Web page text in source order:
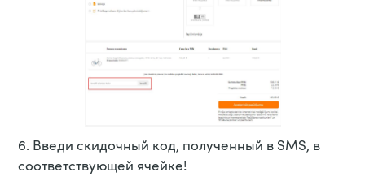
6. Введи скидочный код, полученный в SMS, в
соответствующей ячейке!